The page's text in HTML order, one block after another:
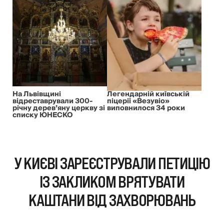
На Львівщині
відреставрували 300-
річну дерев’яну церкву зі
списку ЮНЕСКО
Легендарній київській
піцерії «Везувіо»
виповнилося 34 роки
У КИЄВІ ЗАРЕЄСТРУВАЛИ ПЕТИЦІЮ
ІЗ ЗАКЛИКОМ ВРЯТУВАТИ
КАШТАНИ ВІД ЗАХВОРЮВАНЬ